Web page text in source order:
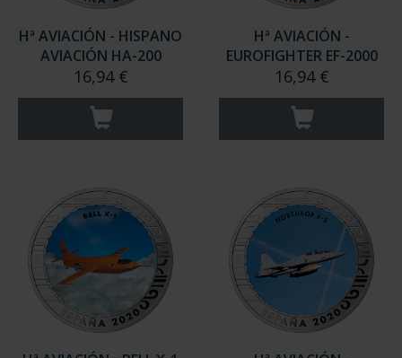
Hª AVIACIÓN - HISPANO
AVIACIÓN HA-200
16,94 €
Hª AVIACIÓN -
EUROFIGHTER EF-2000
16,94 €